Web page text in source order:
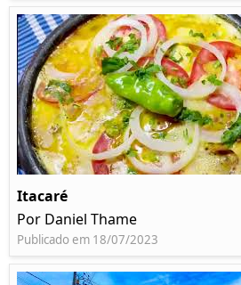
Itacaré
Por Daniel Thame
Publicado em 18/07/2023